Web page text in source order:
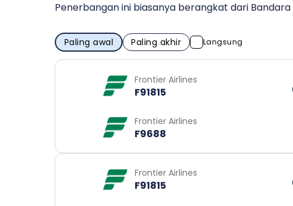
Penerbangan ini biasanya berangkat dari
Paling awal Paling akhir Langsung
Frontier Airlines
F91815
Frontier Airlines
F9688
Frontier Airlines
F91815